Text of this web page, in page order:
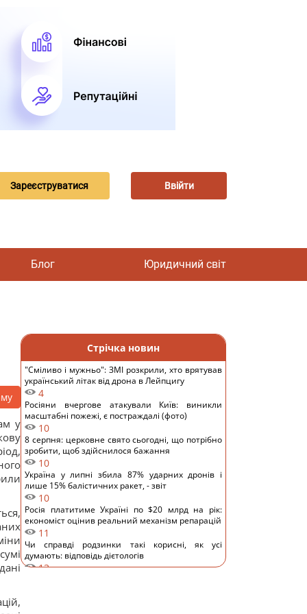
Зареєструватися Ввійти
Блог Юридичний світ
у
Стрічка новин
"Сміливо і мужньо": ЗМІ розкрили, хто врятував
український літак від дрона в Лейпцигу
4
Росіяни вчергове атакували Київ: виникли
масштабні пожежі, є постраждалі (фото)
10
8 серпня: церковне свято сьогодні, що потрібно
зробити, щоб здійснилося бажання
10
Україна у липні збила 87% ударних дронів і
лише 15% балістичних ракет, - звіт
10
Росія платитиме Україні по $20 млрд на рік:
економіст оцінив реальний механізм репарацій
11
Чи справді родзинки такі корисні, як усі
думають: відповідь дієтологів
13